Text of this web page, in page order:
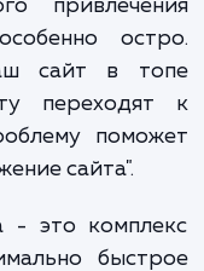
особенно
ваш сайт в
проблему